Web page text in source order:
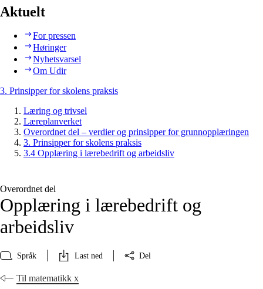
Aktuelt
For pressen
Høringer
Nyhetsvarsel
Om Udir
3. Prinsipper for skolens praksis
Læring og trivsel
Læreplanverket
Overordnet del – verdier og prinsipper for grunnopplæringen
3. Prinsipper for skolens praksis
3.4 Opplæring i lærebedrift og arbeidsliv
Overordnet del
Opplæring i lærebedrift og
arbeidsliv
Språk Last ned Del
Til matematikk x